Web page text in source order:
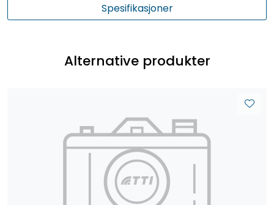
Spesifikasjoner
Alternative produkter